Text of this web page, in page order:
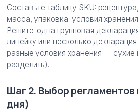
Составьте таблицу SKU:
масса, упаковка, условия
Решите: одна групповая
линейку или несколько
разные условия хранения —
разделить).
Шаг 2. Выбор
дня)